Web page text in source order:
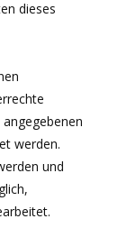
dieses
werden.
und